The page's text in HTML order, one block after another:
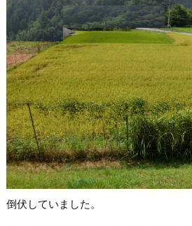
倒伏していました。